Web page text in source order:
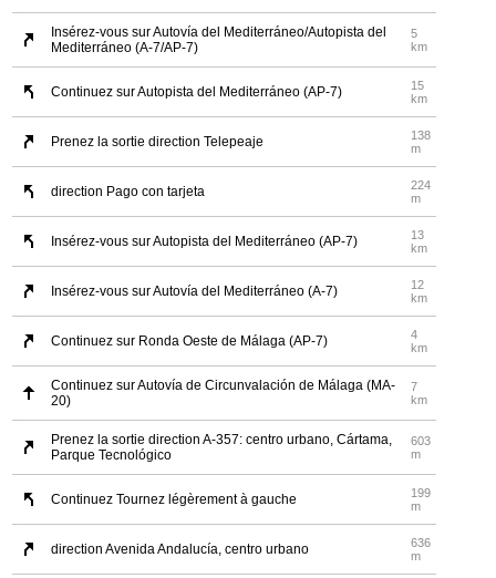
Insérez-vous sur Autovía del Mediterráneo/Autopista del
Mediterráneo (A-7/AP-7)
5
km
Continuez sur Autopista del Mediterráneo (AP-7)
15
km
Prenez la sortie direction Telepeaje
138
m
direction Pago con tarjeta
224
m
Insérez-vous sur Autopista del Mediterráneo (AP-7)
13
km
Insérez-vous sur Autovía del Mediterráneo (A-7)
12
km
Continuez sur Ronda Oeste de Málaga (AP-7)
4
km
Continuez sur Autovía de Circunvalación de Málaga (MA-
20)
7
km
Prenez la sortie direction A-357: centro urbano, Cártama,
Parque Tecnológico
603
m
Continuez Tournez légèrement à gauche
199
m
direction Avenida Andalucía, centro urbano
636
m